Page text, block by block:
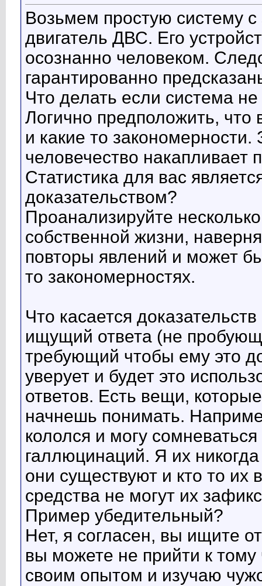
Возьмем простую систему
двигатель ДВС. Его
осознанно человеком.
гарантированно
Что делать если система
Логично предположить, что
и какие то
человечество накапливает
Статистика для вас
доказательством?
Проанализируйте
собственной жизни,
повторы явлений и может
то закономерностях.
Что касается
ищущий ответа (не
требующий чтобы ему это
уверует и будет это
ответов. Есть вещи,
начнешь понимать.
кололся и могу
галлюцинаций. Я их
они существуют и кто то
средства не могут их
Пример убедительный?
Нет, я согласен, вы ищите
вы можете не прийти к
своим опытом и изучаю